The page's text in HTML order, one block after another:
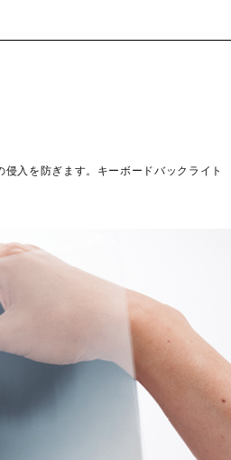
入を防ぎます。キーボードバックライト